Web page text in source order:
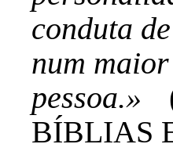
conduta
num
pessoa.»
BÍBLIAS